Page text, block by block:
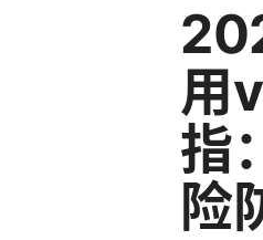
用
指
险